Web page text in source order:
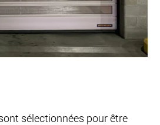
sélectionnées pour être